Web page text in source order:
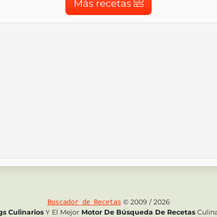
Más recetas
Buscador de Recetas © 2009 / 2026
Culinarios Y El Mejor Motor De Búsqueda De Recetas